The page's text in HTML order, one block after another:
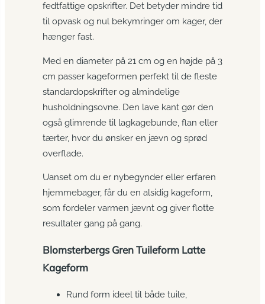
fedtfattige opskrifter. Det betyder mindre tid
til opvask og nul bekymringer om kager, der
hænger fast.
Med en diameter på 21 cm og en højde på 3
cm passer kageformen perfekt til de fleste
standardopskrifter og almindelige
husholdningsovne. Den lave kant gør den
også glimrende til lagkagebunde, flan eller
tærter, hvor du ønsker en jævn og sprød
overflade.
Uanset om du er nybegynder eller erfaren
hjemmebager, får du en alsidig kageform,
som fordeler varmen jævnt og giver flotte
resultater gang på gang.
Blomsterbergs Gren Tuileform Latte
Kageform
Rund form ideel til både tuile,